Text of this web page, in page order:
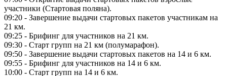
участники (Стартовая поляна).
09:20 - Завершение выдачи стартовых пакетов участникам на
21 км.
09:25 - Брифинг для участников на 21 км.
09:30 - Старт групп на 21 км (полумарафон).
09:50 - Завершение выдачи стартовых пакетов на 14 и 6 км.
09:55 - Брифинг для участников на 14 и 6 км.
10:00 - Старт групп на 14 и 6 км.